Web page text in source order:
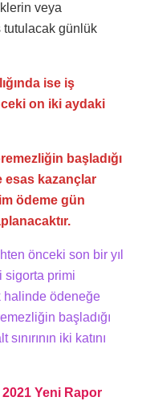
veya
tutulacak günlük
ise iş
on iki aydaki
başladığı
esas kazançlar
ödeme gün
önceki son bir yıl
sigorta primi
halinde ödeneğe
başladığı
iki katını
2021 Yeni Rapor